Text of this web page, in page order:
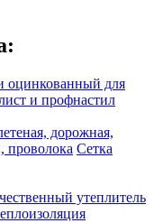
оцинкованный для
и профнастил
дорожная,
проволока Сетка
утеплитель